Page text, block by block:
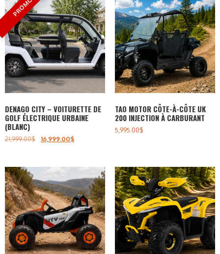
DENAGO CITY – VOITURETTE DE
GOLF ÉLECTRIQUE URBAINE
(BLANC)
21,999.00$ 16,999.00$
TAO MOTOR CÔTE-À-CÔTE UK
200 INJECTION À CARBURANT
5,995.00$